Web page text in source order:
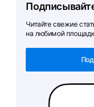
Читайте свежие
на любимой